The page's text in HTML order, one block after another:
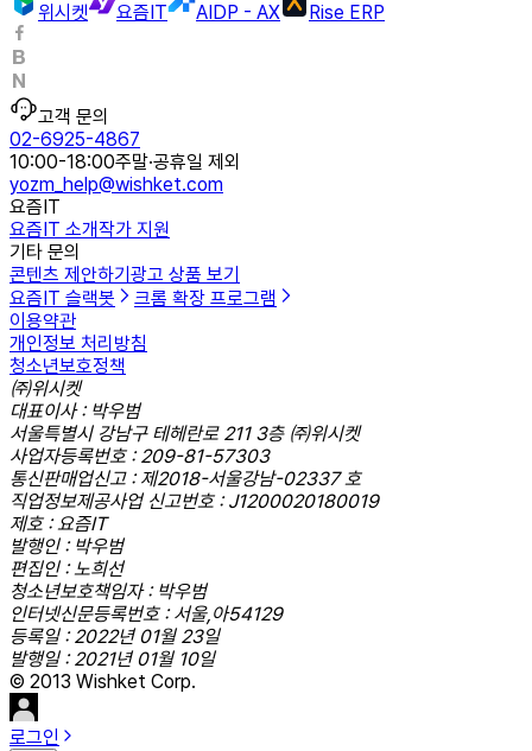
위시켓
요즘IT AIDP - AX Rise ERP
고객 문의
02-6925-4867
10:00-18:00주말·공휴일 제외
yozm_help@wishket.com
요즘IT
요즘IT 소개작가 지원
기타 문의
콘텐츠 제안하기 광고 상품 보기
요즘IT 슬랙봇
크롬 확장 프로그램
이용약관
개인정보 처리방침
청소년보호정책
㈜위시켓
대표이사 : 박우범
서울특별시 강남구 테헤란로 211 3층 ㈜위시켓
사업자등록번호 : 209-81-57303
통신판매업신고 : 제2018-서울강남-02337 호
직업정보제공사업 신고번호 : J1200020180019
제호 : 요즘IT
발행인 : 박우범
편집인 : 노희선
청소년보호책임자 : 박우범
인터넷신문등록번호 : 서울,아54129
등록일 : 2022년 01월 23일
발행일 : 2021년 01월 10일
© 2013 Wishket Corp.
로그인